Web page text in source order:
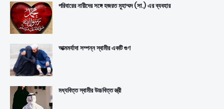
পরিবারের নারীদের সঙ্গে হজরত মুহাম্মদ (সা.) এর ব্যবহার
আত্মমর্যাদা সম্পন্ন স্বামীর একটি গুণ
মধ্যবিত্ত স্বামীর উচ্চবিত্ত স্ত্রী